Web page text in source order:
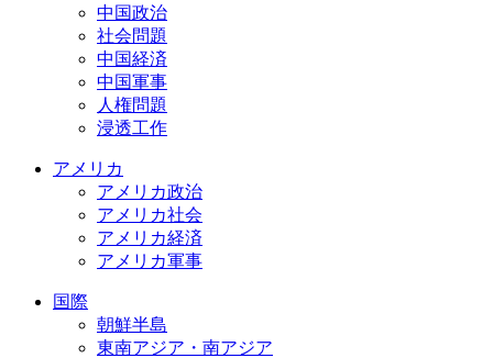
中国政治
社会問題
中国経済
中国軍事
人権問題
浸透工作
アメリカ
アメリカ政治
アメリカ社会
アメリカ経済
アメリカ軍事
国際
朝鮮半島
東南アジア・南アジア